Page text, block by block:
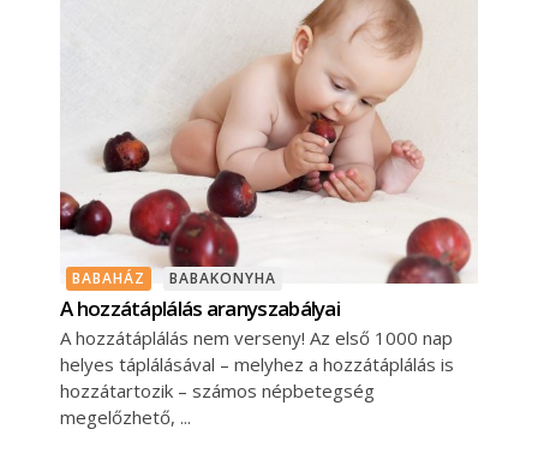
BABAHÁZ BABAKONYHA
A hozzátáplálás aranyszabályai
A hozzátáplálás nem verseny! Az első 1000 nap
helyes táplálásával – melyhez a hozzátáplálás is
hozzátartozik – számos népbetegség
megelőzhető,